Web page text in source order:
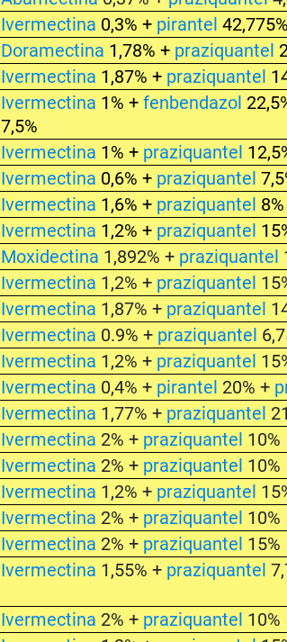
Ivermectina 0,3% + pirantel 42,775%
Doramectina 1,78% + praziquantel
Ivermectina 1,87% + praziquantel
Ivermectina 1% +fenbendazol
7,5%
Ivermectina 1% + praziquantel
Ivermectina 0,6% + praziquantel
Ivermectina 1,6% + praziquantel 8%
Ivermectina 1,2% + praziquantel
Moxidectina 1,892% + praziquantel
Ivermectina 1,2% + praziquantel
Ivermectina 1,87% + praziquantel
Ivermectina 0.9% + praziquantel
Ivermectina 1,2% + praziquantel
Ivermectina 0,4% + pirantel 20% +
Ivermectina 1,77% + praziquantel
Ivermectina 2% + praziquantel 10%
Ivermectina 2% + praziquantel 10%
Ivermectina 1,2% + praziquantel
Ivermectina 2% + praziquantel 10%
Ivermectina 2% + praziquantel 15%
Ivermectina 1,55% + praziquantel
Ivermectina 2% + praziquantel 10%